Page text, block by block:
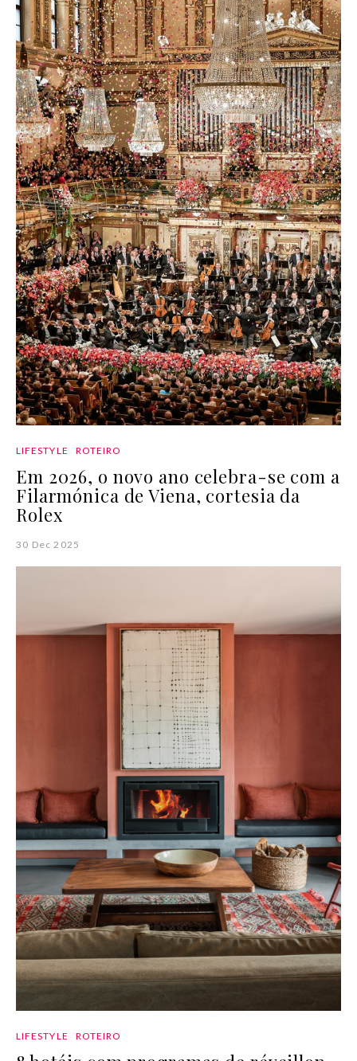
LIFESTYLE ROTEIRO
Em 2026, o novo ano celebra-se com a
Filarmónica de Viena, cortesia da
Rolex
30 Dec 2025
LIFESTYLE ROTEIRO